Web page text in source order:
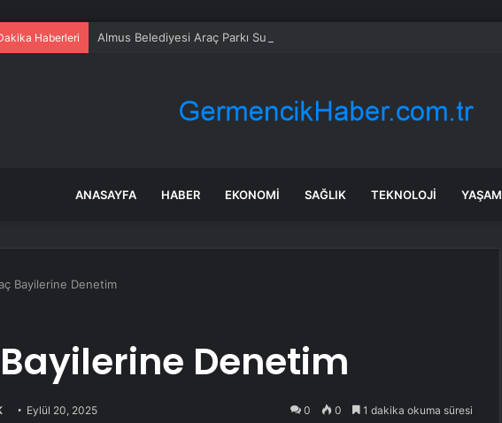
Haberleri Almus Belediyesi Araç Parkı Su Altında
ANASAYFA HABER EKONOMI SAĞLIK TEKNOLOJI YAŞAM
Bayilerine Denetim
Denetim
Eylül 20, 2025 0 0 1 dakika okuma süresi